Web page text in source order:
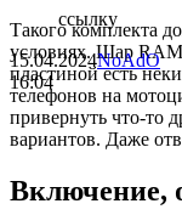
Такого комплекта
условиях. Шар
пластиной есть
телефонов на
привернуть что-то
вариантов. Даже
Включение,
ссылку
15.04.2024
16:04
NoAdO